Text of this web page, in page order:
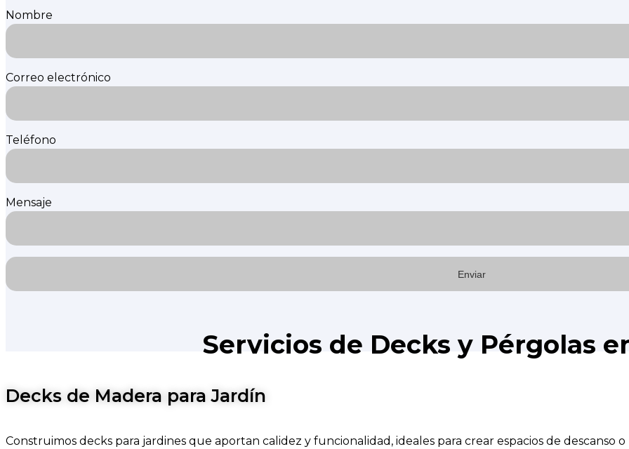
Nombre
Correo electrónico
Teléfono
Mensaje
Servicios de Decks y Pérgolas
Decks de Madera para Jardín
Construimos decks para jardines que aportan calidez y funcionalidad, ideales para crear espacios de descanso